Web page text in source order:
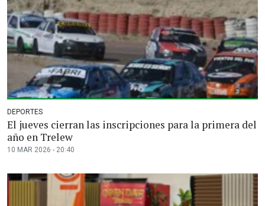
DEPORTES
El jueves cierran las inscripciones para la primera del
año en Trelew
10 MAR 2026 - 20:40